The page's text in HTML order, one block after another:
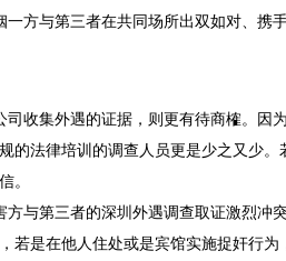
与第三者在共同场所出双如对、携
集外遇的证据，则更有待商榷。因
的法律培训的调查人员更是少之又少
。
第三者的深圳外遇调查取证激烈冲
若是在他人住处或是宾馆实施捉奸行